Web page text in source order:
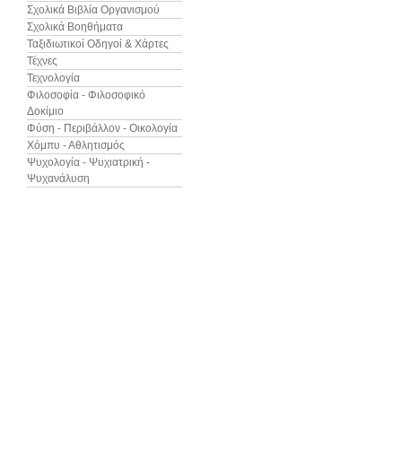
Σχολικά Βιβλία Οργανισμού
Σχολικά Βοηθήματα
Ταξιδιωτικοί Οδηγοί & Χάρτες
Τέχνες
Τεχνολογία
Φιλοσοφία - Φιλοσοφικό
Δοκίμιο
Φύση - Περιβάλλον - Οικολογία
Χόμπυ - Αθλητισμός
Ψυχολογία - Ψυχιατρική -
Ψυχανάλυση